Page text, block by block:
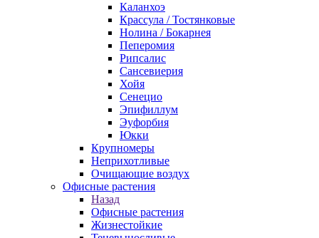
Каланхоэ
Крассула / Тостянковые
Нолина / Бокарнея
Пеперомия
Рипсалис
Сансевиерия
Хойя
Сенецио
Эпифиллум
Эуфорбия
Юкки
Крупномеры
Неприхотливые
Очищающие воздух
Офисные растения
Назад
Офисные растения
Жизнестойкие